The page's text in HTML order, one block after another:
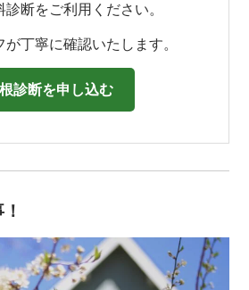
診断をご利用ください。
丁寧に確認いたします。
診断を申し込む